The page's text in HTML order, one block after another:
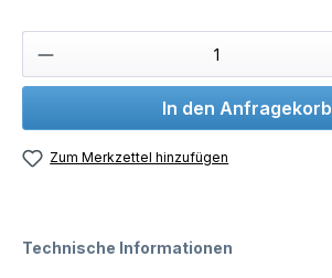
In den Anfragekorb
Zum Merkzettel hinzufügen
Technische Informationen